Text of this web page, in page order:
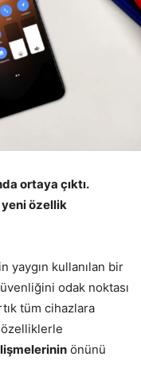
ortaya çıktı.
özellik
yaygın kullanılan bir
odak noktası
tüm cihazlara
özelliklerle
önünü